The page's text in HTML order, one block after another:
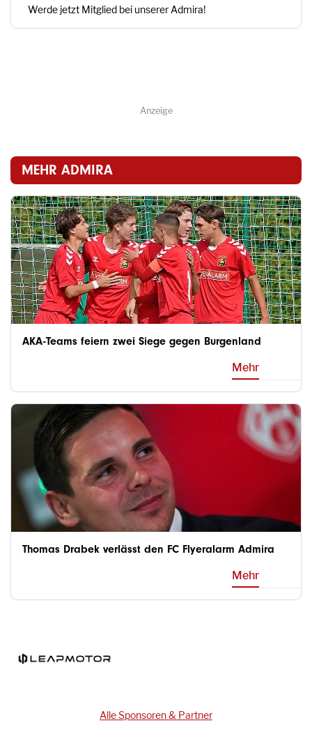
MEHR ADMIRA
AKA-Teams feiern zwei Siege gegen Burgenland
Mehr
Thomas Drabek verlässt den FC Flyeralarm Admira
Mehr
Werde jetzt Mitglied bei unserer Admira!
Anzeige
Alle Sponsoren & Partner